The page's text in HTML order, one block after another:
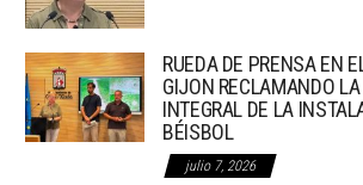
RUEDA DE PRENSA EN
GIJON RECLAMANDO
INTEGRAL DE LA
BÉISBOL
julio 7, 2026